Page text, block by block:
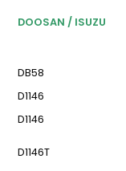
DOOSAN / ISUZU
DB58
D1146
D1146
D1146T